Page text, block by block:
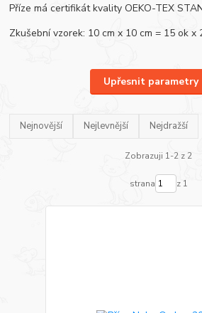
Příze má certifikát kvality OEKO-TEX
Zkušební vzorek: 10 cm x 10 cm = 15 ok x
Upřesnit parametry
Nejnovější Nejlevnější Nejdražší
Zobrazuji 1-2 z 2
strana z 1